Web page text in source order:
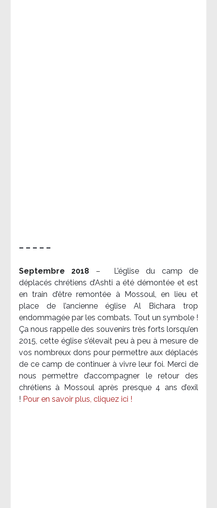
– – – – –
Septembre 2018 –
L’église du camp de
déplacés chrétiens d’Ashti a été démontée et est
en train d’être remontée à Mossoul, en lieu et
place de l’ancienne église Al Bichara trop
endommagée par les combats. Tout un symbole !
Ça nous rappelle des souvenirs très forts lorsqu’en
2015, cette église s’élevait peu à peu à mesure de
vos nombreux dons pour permettre aux déplacés
de ce camp de continuer à vivre leur foi. Merci de
nous permettre d’accompagner le retour des
chrétiens à Mossoul après presque 4 ans d’exil
! Pour en savoir plus, cliquez ici !